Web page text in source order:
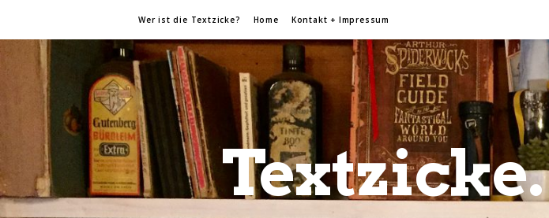
Wer ist die Textzicke? Home Kontakt + Impressum